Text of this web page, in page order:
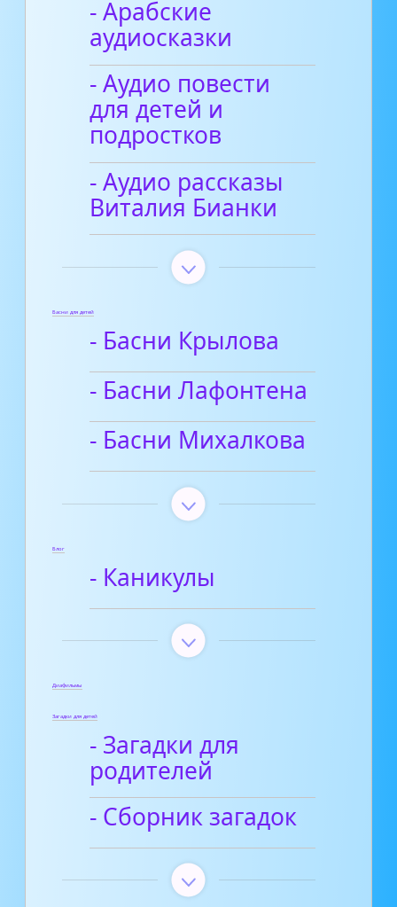
- Арабские
аудиосказки
- Аудио повести
для детей и
подростков
- Аудио рассказы
Виталия Бианки
Басни для детей
- Басни Крылова
- Басни Лафонтена
- Басни Михалкова
Блог
- Каникулы
Диафильмы
Загадки для детей
- Загадки для
родителей
- Сборник загадок